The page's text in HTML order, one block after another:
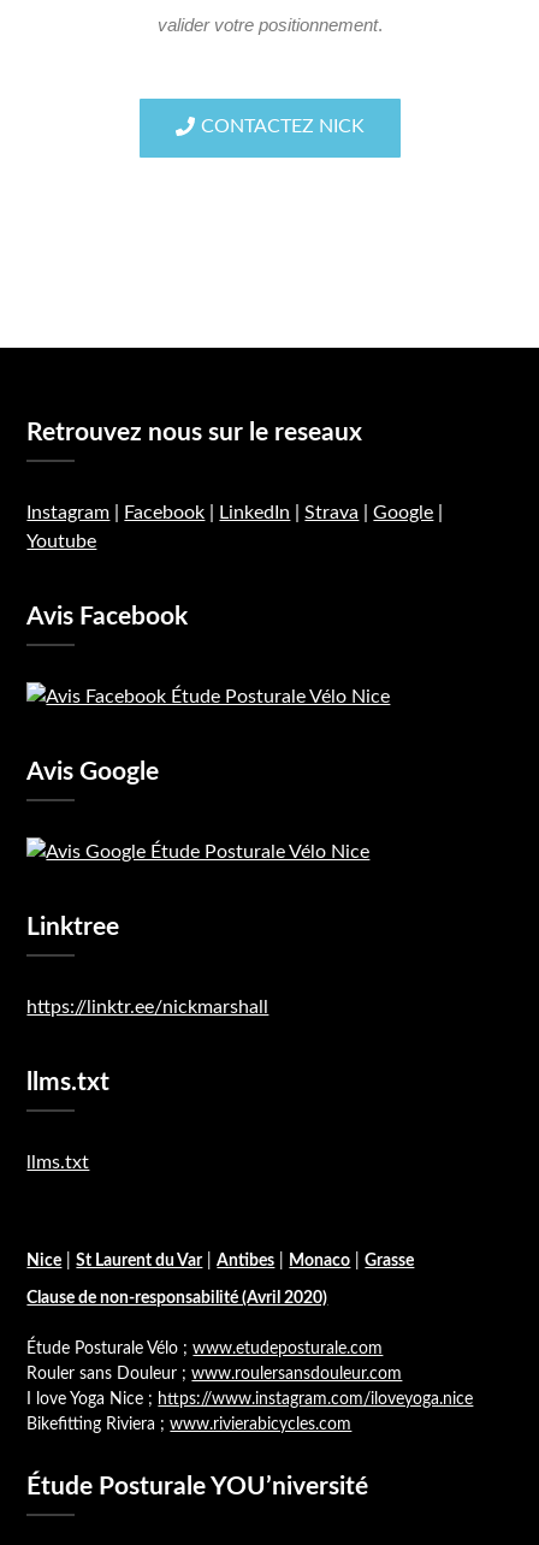
valider votre positionnement.
CONTACTEZ NICK
Retrouvez nous sur le reseaux
Instagram Facebook LinkedIn |Strava |Google
Youtube
Avis Facebook
Avis Google
Linktree
https://linktr.ee/nickmarshall
llms.txt
llms.txt
Nice |St Laurent du Var|Antibes Monaco |Grasse
Clause de non-responsabilité (Avril 2020)
Étude Posturale Vélo ;www.etudeposturale.com
Rouler sans Douleur ;www.roulersansdouleur.com
I love Yoga Nice ; https://www.instagram.com/iloveyoga.nice
Bikefitting Riviera ;www.rivierabicycles.com
Étude Posturale YOU’niversité